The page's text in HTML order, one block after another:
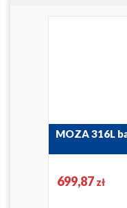
MOZA 316L
699,87 zł